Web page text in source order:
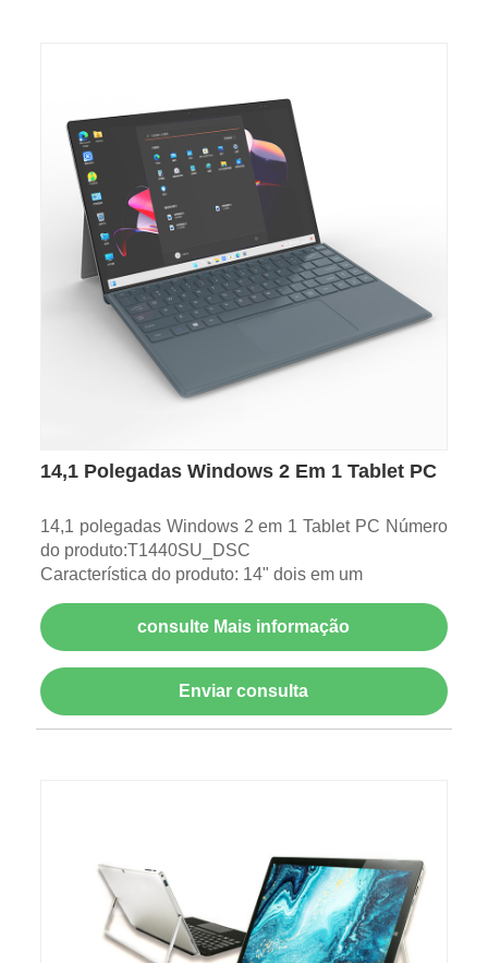
14,1 Polegadas Windows 2 Em 1 Tablet PC
14,1 polegadas Windows 2 em 1 Tablet PC Número
do produto:T1440SU_DSC
Característica do produto: 14" dois em um
consulte Mais informação
Enviar consulta